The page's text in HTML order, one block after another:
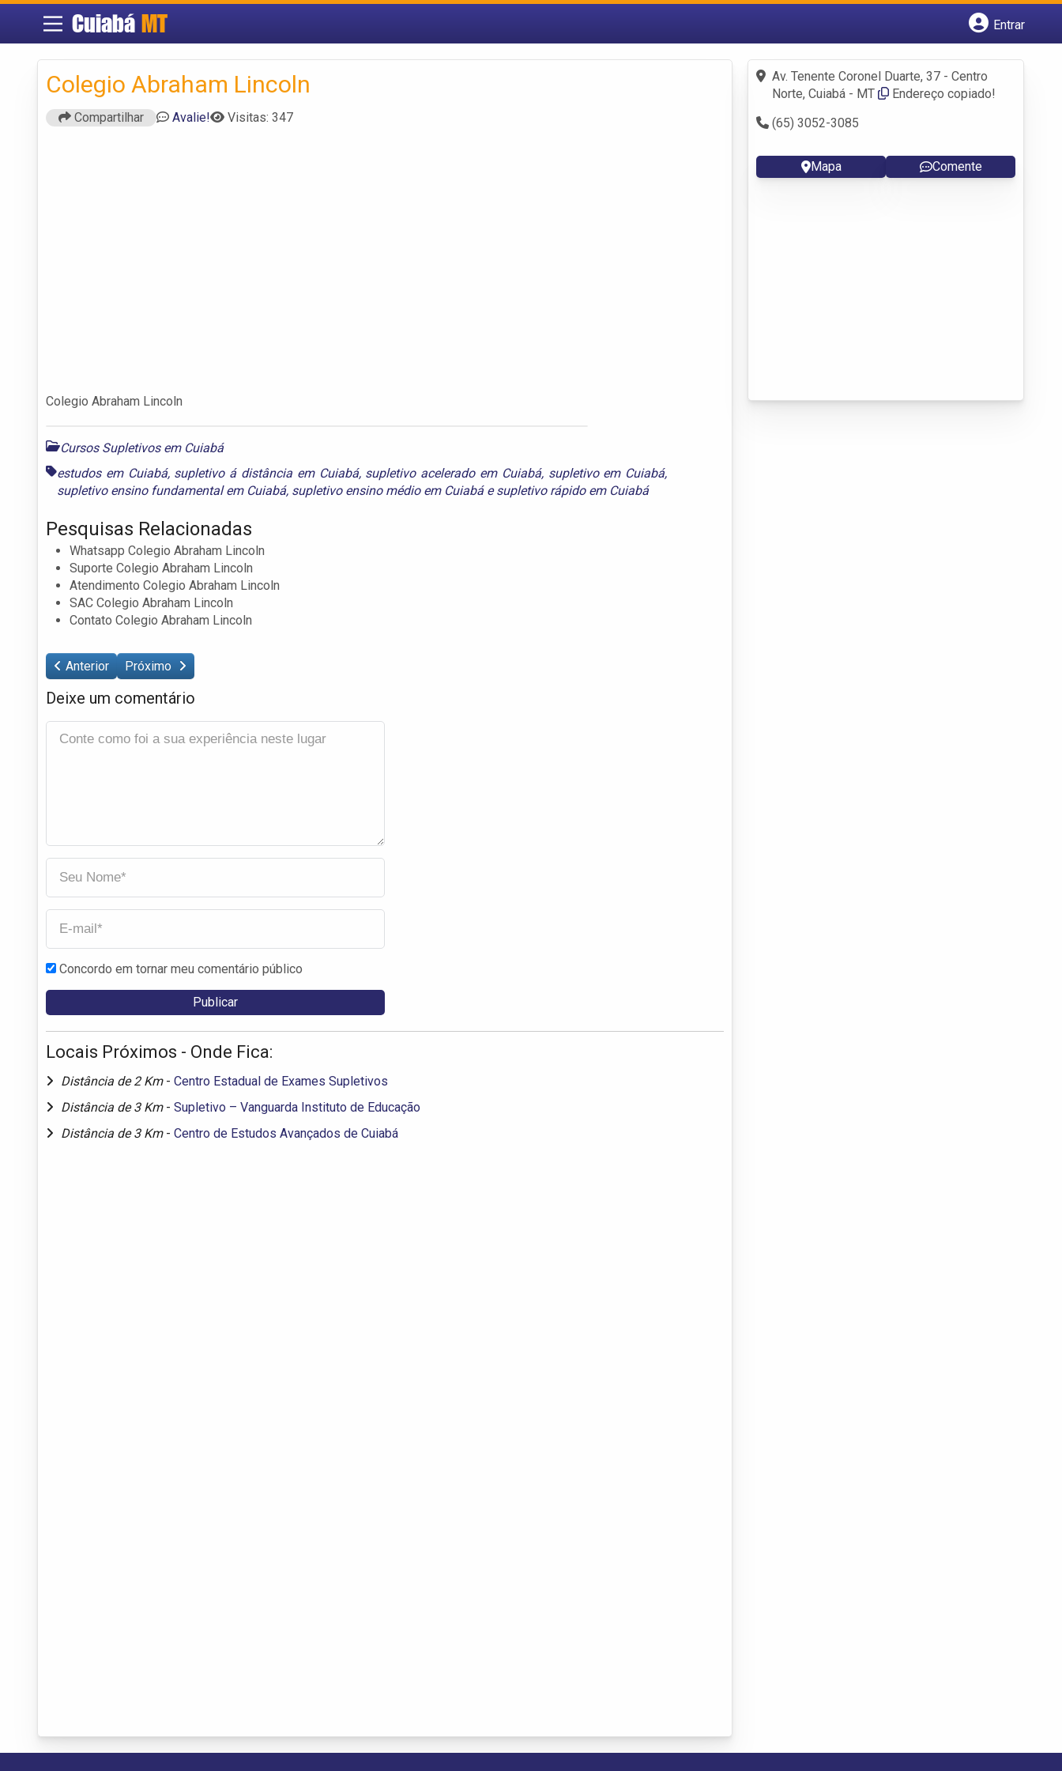
Cuiabá MT
Entrar
Fazer login
Criar conta
Colegio Abraham Lincoln
Compartilhar Avalie! Visitas: 347
Colegio Abraham Lincoln
Cursos Supletivos em Cuiabá
estudos em Cuiabá, supletivo á distância em Cuiabá, supletivo acelerado em Cuiabá, supletivo em Cuiabá,
supletivo ensino fundamental em Cuiabá, supletivo ensino médio em Cuiabáesupletivo rápido em Cuiabá
Pesquisas Relacionadas
Whatsapp Colegio Abraham Lincoln
Suporte Colegio Abraham Lincoln
Atendimento Colegio Abraham Lincoln
SAC Colegio Abraham Lincoln
Contato Colegio Abraham Lincoln
Anterior Próximo
Deixe um comentário
Concordo em tornar meu comentário público
Locais Próximos - Onde Fica:
Distância de 2 Km - Centro Estadual de Exames Supletivos
Distância de 3 Km - Supletivo – Vanguarda Instituto de Educação
Distância de 3 Km - Centro de Estudos Avançados de Cuiabá
Av. Tenente Coronel Duarte, 37 - Centro
Norte, Cuiabá - MT
Endereço copiado!
(65) 3052-3085
Mapa Comente